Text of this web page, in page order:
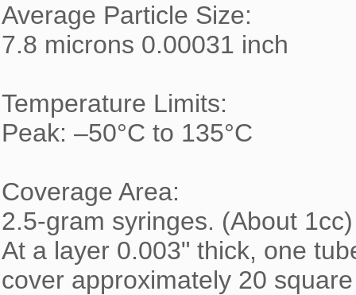
Average Particle Size:
7.8 microns 0.00031 inch
Temperature Limits:
Peak: –50°C to 135°C
Coverage Area:
2.5-gram syringes. (About 1cc)
At a layer 0.003" thick, one
cover approximately 20